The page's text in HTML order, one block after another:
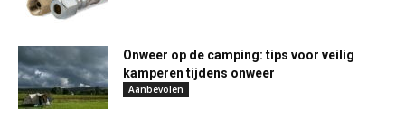
Onweer op de camping: tips voor veilig
kamperen tijdens onweer
Aanbevolen